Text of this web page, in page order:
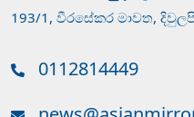
193/1, වීරසේකර මාවත,
0112814449